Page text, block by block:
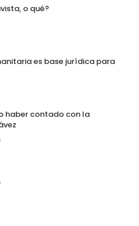
o qué?
es base jurídica para
haber contado con la